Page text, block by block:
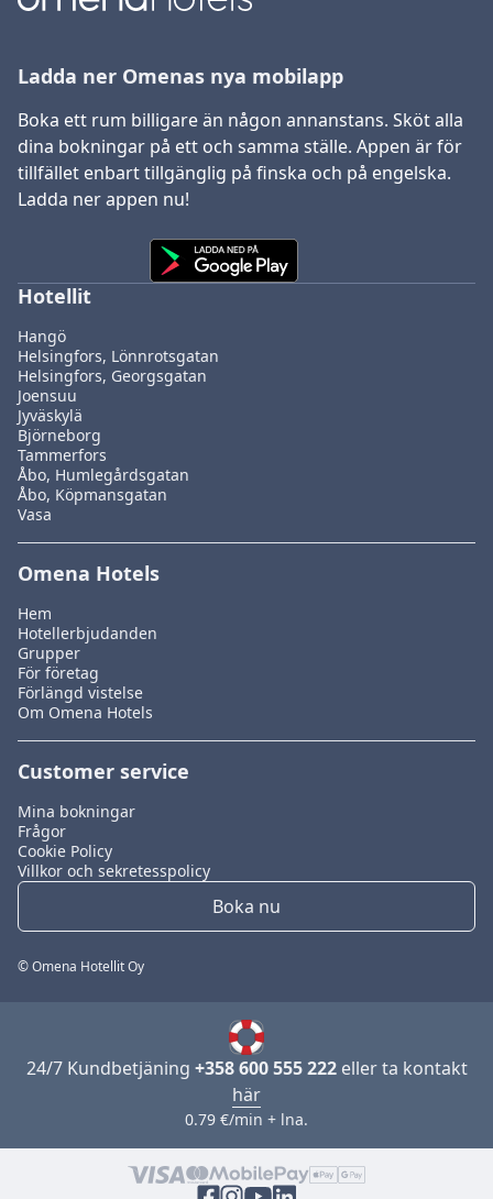
Ladda ner Omenas nya mobilapp
Boka ett rum billigare än någon annanstans. Sköt alla
dina bokningar på ett och samma ställe. Appen är för
tillfället enbart tillgänglig på finska och på engelska.
Ladda ner appen nu!
Hotellit
Hangö
Helsingfors, Lönnrotsgatan
Helsingfors, Georgsgatan
Joensuu
Jyväskylä
Björneborg
Tammerfors
Åbo, Humlegårdsgatan
Åbo, Köpmansgatan
Vasa
Omena Hotels
Hem
Hotellerbjudanden
Grupper
För företag
Förlängd vistelse
Om Omena Hotels
Customer service
Mina bokningar
Frågor
Cookie Policy
Villkor och sekretesspolicy
Boka nu
© Omena Hotellit Oy
24/7 Kundbetjäning +358 600 555 222eller ta kontakt
här
0.79 €/min + lna.